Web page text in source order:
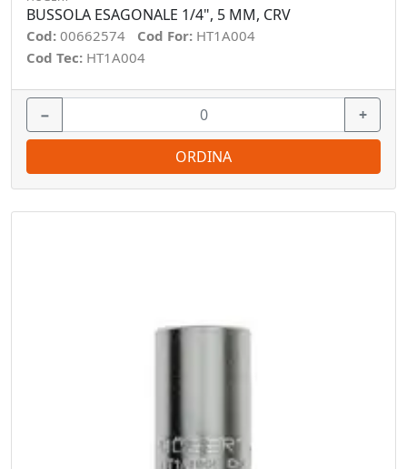
BUSSOLA ESAGONALE 1/4", 5 MM, CRV
Cod: 00662574 Cod For: HT1A004
Cod Tec: HT1A004
− +
ORDINA